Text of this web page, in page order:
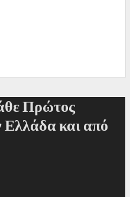
Πρώτος
και από